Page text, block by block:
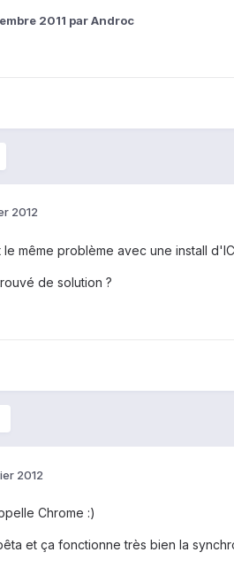
2011 par Androc
2012
même problème avec une install
de solution ?
2012
Chrome :)
et ça fonctionne très bien la